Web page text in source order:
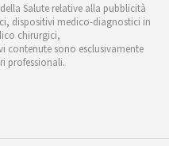
Salute relative alla pubblicità
dispositivi medico-diagnostici in
chirurgici,
contenute sono esclusivamente
professionali.